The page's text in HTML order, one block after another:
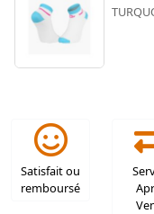
Satisfait ou
remboursé